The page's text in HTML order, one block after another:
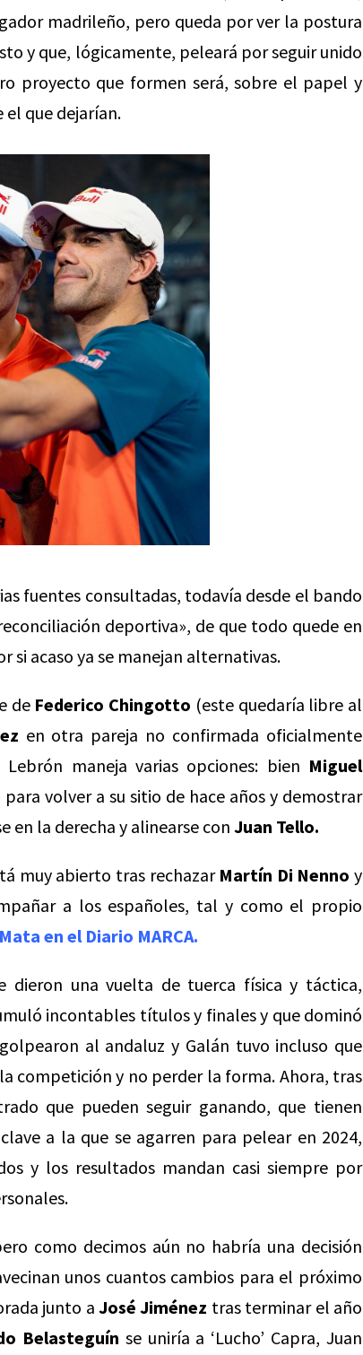
madrileño, pero queda por ver la postura
y que, lógicamente, peleará por seguir unido
proyecto que formen será, sobre el papel y
el que dejarían.
fuentes consultadas, todavía desde el bando
deportiva», de que todo quede en
si acaso ya se manejan alternativas.
de Federico Chingotto (este quedaría libre al
en otra pareja no confirmada oficialmente
maneja varias opciones: bien Miguel
volver a su sitio de hace años y demostrar
en la derecha y alinearse con Juan Tello.
muy abierto tras rechazar Martín Di Nenno y
a los españoles, tal y como el propio
en el Diario MARCA.
dieron una vuelta de tuerca física y táctica,
incontables títulos y finales y que dominó
al andaluz y Galán tuvo incluso que
competición y no perder la forma. Ahora, tras
que pueden seguir ganando, que tienen
a la que se agarren para pelear en 2024,
y los resultados mandan casi siempre por
como decimos aún no habría una decisión
unos cuantos cambios para el próximo
junto aJosé Jiménez tras terminar el año
Belasteguín se uniría a ‘Lucho’ Capra, Juan